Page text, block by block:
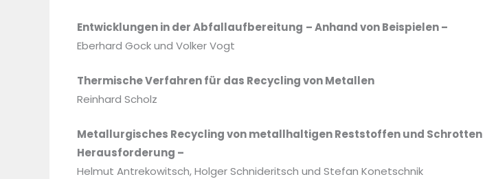
Entwicklungen in der Abfallaufbereitung – Anhand von Beispielen –
Eberhard Gock und Volker Vogt
Thermische Verfahren für das Recycling von Metallen
Reinhard Scholz
Metallurgisches Recycling von metallhaltigen Reststoffen und Schrotten
Herausforderung –
Helmut Antrekowitsch, Holger Schnideritsch und Stefan Konetschnik